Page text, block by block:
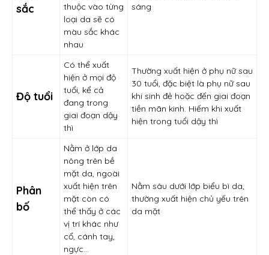
sắc
thuộc vào từng
loại da sẽ có
màu sắc khác
nhau
sáng
Độ tuổi
Có thể xuất
hiện ở mọi độ
tuổi, kể cả
đang trong
giai đoạn dậy
thì
Thường xuất hiện ở phụ nữ sau
30 tuổi, đặc biệt là phụ nữ sau
khi sinh đẻ hoặc đến giai đoạn
tiền mãn kinh. Hiếm khi xuất
hiện trong tuổi dậy thì
Phân
bố
Nằm ở lớp da
nông trên bề
mặt da, ngoài
xuất hiện trên
mặt còn có
thể thấy ở các
vị trí khác như
cổ, cánh tay,
ngực…
Nằm sâu dưới lớp biểu bì da,
thường xuất hiện chủ yếu trên
da mặt